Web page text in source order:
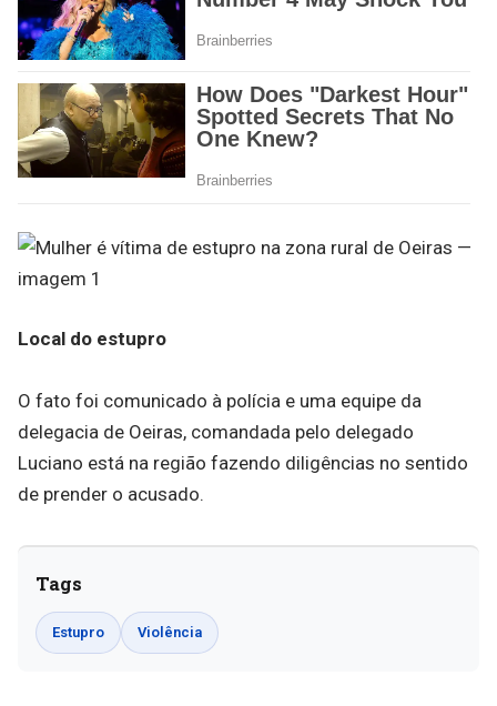
Local do estupro
O fato foi comunicado à polícia e uma equipe da
delegacia de Oeiras, comandada pelo delegado
Luciano está na região fazendo diligências no sentido
de prender o acusado.
Tags
Estupro Violência